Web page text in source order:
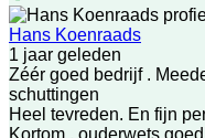
Hans Koenraads
1 jaar geleden
Zéér goed bedrijf .
schuttingen
Heel tevreden. En fijn
Kortom , ouderwets